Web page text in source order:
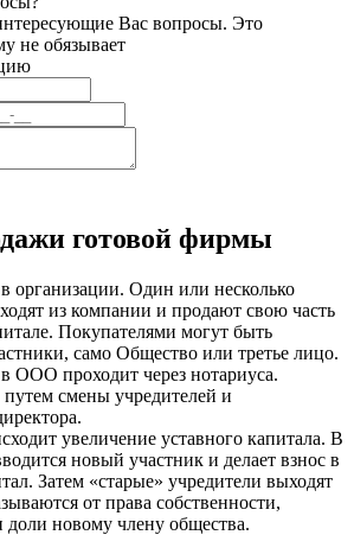
Вас вопросы. Это
не обязывает
готовой фирмы
организации. Один или несколько
из компании и продают свою часть
Покупателями могут быть
само Общество или третье лицо.
ООО проходит через нотариуса.
смены учредителей и
увеличение уставного капитала. В
новый участник и делает взнос в
Затем «старые» учредители выходят
от права собственности,
доли новому члену общества.